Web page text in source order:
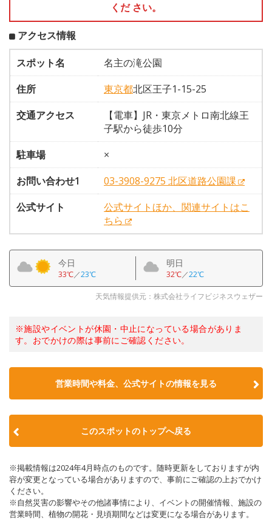
くだ さい。
アクセス情報
スポット名
名主の滝公園
住所
東京都北区王子1-15-25
交通アクセス
【電車】JR・東京メトロ南北線王
子駅から徒歩10分
駐車場
×
お問い合わせ1
03-3908-9275 北区道路公園課
公式サイト
公式サイトほか、関連サイトはこ
ちら
今日
33℃／23℃
明日
32℃／22℃
天気情報提供元：株式会社ライフビジネスウェザー
※施設やイベントが休園・中止になっている場合がありま
す。おでかけの際は事前にご確認ください。
営業時間や料金、公式サイトの情報を見る
このスポットのトップへ戻る
※掲載情報は2024年4月時点のものです。随時更新をしておりますが内
容が変更となっている場合がありますので、事前にご確認の上おでかけ
ください。
※自然災害の影響やその他諸事情により、イベントの開催情報、施設の
営業時間、植物の開花・見頃期間などは変更になる場合があります。